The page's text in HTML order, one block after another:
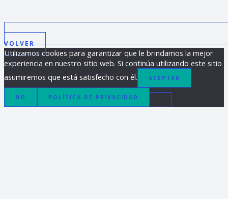
VOLVER
Utilizamos cookies para garantizar que le brindamos la mejor
experiencia en nuestro sitio web. Si continúa utilizando este sitio
asumiremos que está satisfecho con él.
ACEPTAR
NO POLÍTICA DE PRIVACIDAD